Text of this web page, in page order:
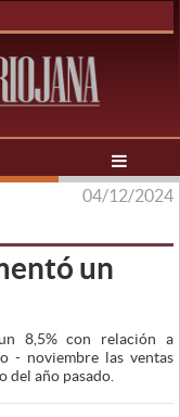
04/12/2024
un
8,5% con relación a
- noviembre las ventas
del año pasado.